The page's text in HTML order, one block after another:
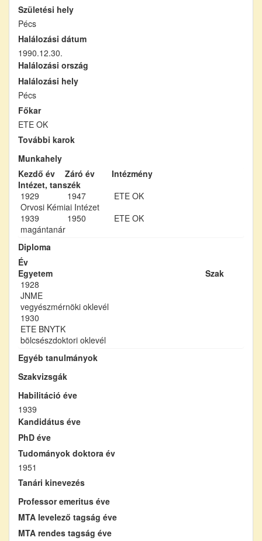
Születési hely
Pécs
Halálozási dátum
1990.12.30.
Halálozási ország
Halálozási hely
Pécs
Főkar
ETE OK
További karok
Munkahely
Kezdő év
Záró év
Intézmény
Intézet, tanszék
1929
1947
ETE OK
Orvosi Kémiai Intézet
1939
1950
ETE OK
magántanár
Diploma
Év
Egyetem
Szak
1928
JNME
vegyészmérnöki oklevél
1930
ETE BNYTK
bölcsészdoktori oklevél
Egyéb tanulmányok
Szakvizsgák
Habilitáció éve
1939
Kandidátus éve
PhD éve
Tudományok doktora év
1951
Tanári kinevezés
Professor emeritus éve
MTA levelező tagság éve
MTA rendes tagság éve